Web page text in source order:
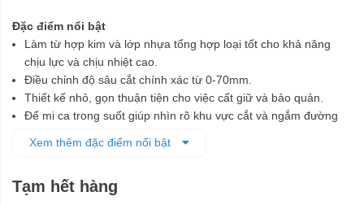
Đặc điểm nổi bật
Làm từ hợp kim và lớp nhựa tổng hợp loại tốt cho khả năng
chịu lực và chịu nhiệt cao.
Điều chỉnh độ sâu cắt chính xác từ 0-70mm.
Thiết kế nhỏ, gọn thuận tiện cho việc cất giữ và bảo quản.
Đế mi ca trong suốt giúp nhìn rõ khu vực cắt và ngắm đường
Lớp cách điện kép, an toàn hơn cho động cơ.
Xem thêm đặc điểm nổi bật
Tạm hết hàng